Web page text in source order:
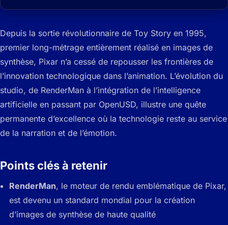
Depuis la sortie révolutionnaire de Toy Story en 1995,
premier long-métrage entièrement réalisé en images de
synthèse, Pixar n’a cessé de repousser les frontières de
l’innovation technologique dans l’animation. L’évolution du
studio, de RenderMan à l’intégration de l’intelligence
artificielle en passant par OpenUSD, illustre une quête
permanente d’excellence où la technologie reste au service
de la narration et de l’émotion.
Points clés à retenir
RenderMan, le moteur de rendu emblématique de Pixar,
est devenu un standard mondial pour la création
d’images de synthèse de haute qualité